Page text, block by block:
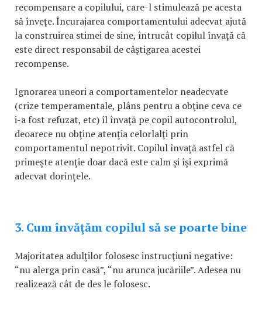
recompensare a copilului, care-l stimulează pe acesta
să înveţe. Încurajarea comportamentului adecvat ajută
la construirea stimei de sine, întrucât copilul învaţă că
este direct responsabil de câştigarea acestei
recompense.
Ignorarea uneori a comportamentelor neadecvate
(crize temperamentale, plâns pentru a obţine ceva ce
i-a fost refuzat, etc) îl învaţă pe copil autocontrolul,
deoarece nu obţine atenţia celorlalţi prin
comportamentul nepotrivit. Copilul învaţă astfel că
primeşte atenţie doar dacă este calm şi îşi exprimă
adecvat dorinţele.
3. Cum învăţăm copilul să se poarte bine
Majoritatea adulţilor folosesc instrucţiuni negative:
“nu alerga prin casă”, “nu arunca jucăriile”. Adesea nu
realizează cât de des le folosesc.